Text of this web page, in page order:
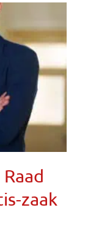
zaak